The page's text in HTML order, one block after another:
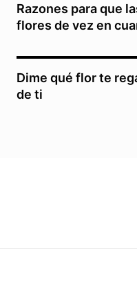
Razones para que
flores de vez en
Dime qué flor te
de ti